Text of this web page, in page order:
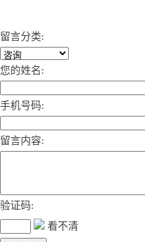
留言分类:
您的姓名:
手机号码:
留言内容:
验证码:
看不清